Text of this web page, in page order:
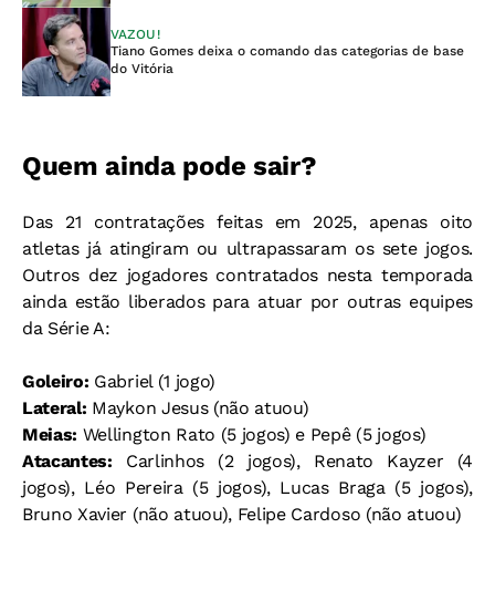
VAZOU!
Tiano Gomes deixa o comando das categorias de base
do Vitória
Quem ainda pode sair?
Das 21 contratações feitas em 2025, apenas oito
atletas já atingiram ou ultrapassaram os sete jogos.
Outros dez jogadores contratados nesta temporada
ainda estão liberados para atuar por outras equipes
da Série A:
Goleiro: Gabriel (1 jogo)
Lateral: Maykon Jesus (não atuou)
Meias: Wellington Rato (5 jogos) e Pepê (5 jogos)
Atacantes: Carlinhos (2 jogos), Renato Kayzer (4
jogos), Léo Pereira (5 jogos), Lucas Braga (5 jogos),
Bruno Xavier (não atuou), Felipe Cardoso (não atuou)